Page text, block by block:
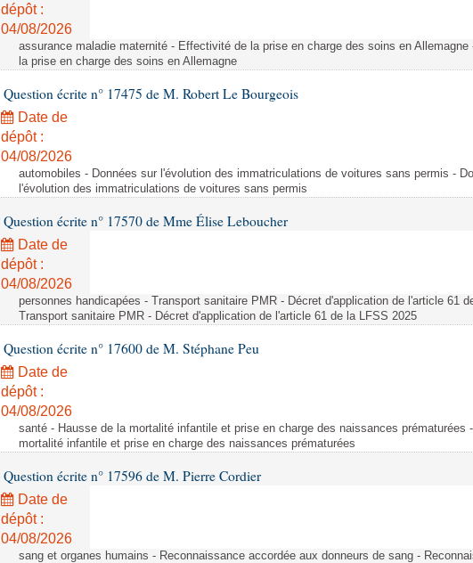
dépôt :
04/08/2026
assurance maladie maternité - Effectivité de la prise en charge des soins en
la prise en charge des soins en Allemagne
Question écrite n° 17475 de M. Robert Le Bourgeois
Date de
dépôt :
04/08/2026
automobiles - Données sur l'évolution des immatriculations de voitures sans permis -
l'évolution des immatriculations de voitures sans permis
Question écrite n° 17570 de Mme Élise Leboucher
Date de
dépôt :
04/08/2026
personnes handicapées - Transport sanitaire PMR - Décret d'application de l'article 61
Transport sanitaire PMR - Décret d'application de l'article 61 de la LFSS 2025
Question écrite n° 17600 de M. Stéphane Peu
Date de
dépôt :
04/08/2026
santé - Hausse de la mortalité infantile et prise en charge des naissances prématurées
mortalité infantile et prise en charge des naissances prématurées
Question écrite n° 17596 de M. Pierre Cordier
Date de
dépôt :
04/08/2026
sang et organes humains - Reconnaissance accordée aux donneurs de sang -